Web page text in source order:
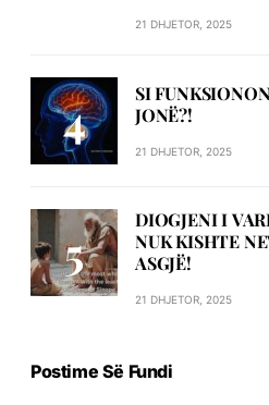
21 DHJETOR, 2025
SI
JONË?!
21 DHJETOR, 2025
DIOGJENI I
NUK KISHTE
ASGJË!
21 DHJETOR, 2025
Postime Së Fundi